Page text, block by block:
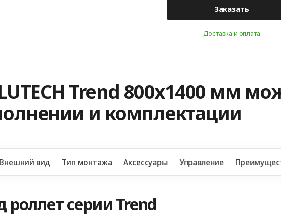
Заказать
Доставка и оплата
Trend 800х1400 мм
и комплектации
Внешний вид Тип монтажа Аксессуары Управление
серии Trend